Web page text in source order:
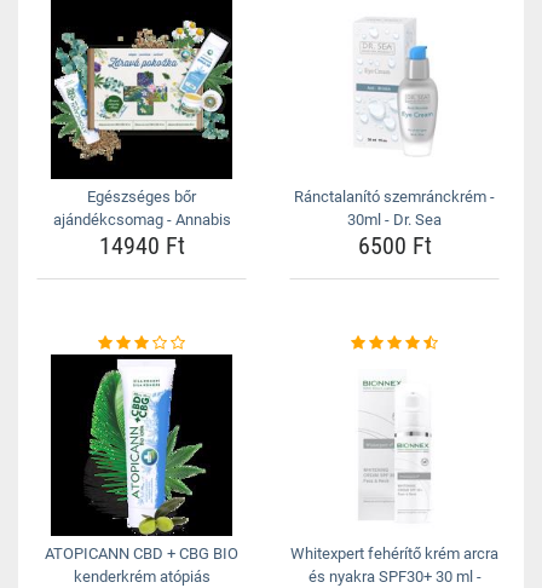
Egészséges bőr
ajándékcsomag - Annabis
14940 Ft
Ránctalanító szemránckrém -
30ml - Dr. Sea
6500 Ft
ATOPICANN CBD + CBG BIO
kenderkrém atópiás
Whitexpert fehérítő krém arcra
és nyakra SPF30+ 30 ml -